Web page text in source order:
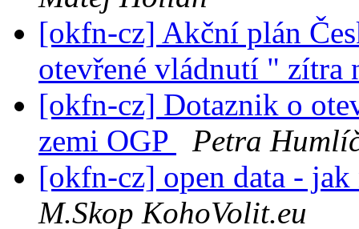
[okfn-cz] Akční plán
otevřené vládnutí " zítra
[okfn-cz] Dotaznik o
zemi OGP
Petra
[okfn-cz] open data -
M.Skop KohoVolit.eu